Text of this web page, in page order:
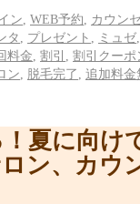
ン WEB予約
カウン
タ プレゼント ミュゼ
料金 割引
割引クーポ
ン 脱毛完了 追加料金
夏に向け
ン、カウ